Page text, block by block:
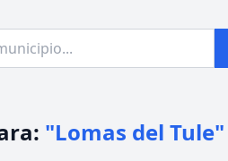
"Lomas del Tule"